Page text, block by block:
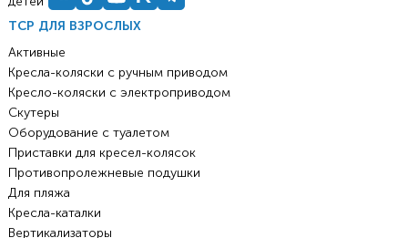
ТСР ДЛЯ ВЗРОСЛЫХ
Активные
Кресла-коляски с ручным приводом
Кресло-коляски с электроприводом
Скутеры
Оборудование с туалетом
Приставки для кресел-колясок
Противопролежневые подушки
Для пляжа
Кресла-каталки
Вертикализаторы